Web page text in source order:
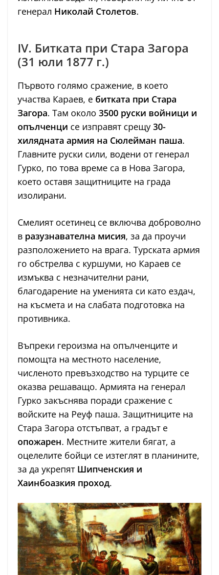
генерал Николай Столетов.
IV. Битката при Стара Загора
(31 юли 1877 г.)
Първото голямо сражение, в което
участва Караев, е битката при Стара
Загора. Там около 3500 руски войници и
опълченци се изправят срещу 30-
хилядната армия на Сюлейман паша.
Главните руски сили, водени от генерал
Гурко, по това време са в Нова Загора,
което оставя защитниците на града
изолирани.
Смелият осетинец се включва доброволно
в разузнавателна мисия, за да проучи
разположението на врага. Турската армия
го обстрелва с куршуми, но Караев се
измъква с незначителни рани,
благодарение на уменията си като ездач,
на късмета и на слабата подготовка на
противника.
Въпреки героизма на опълченците и
помощта на местното население,
численото превъзходство на турците се
оказва решаващо. Армията на генерал
Гурко закъснява поради сражение с
войските на Реуф паша. Защитниците на
Стара Загора отстъпват, а градът е
опожарен. Местните жители бягат, а
оцелелите бойци се изтеглят в планините,
за да укрепят Шипченския и
Хаинбоазкия проход.